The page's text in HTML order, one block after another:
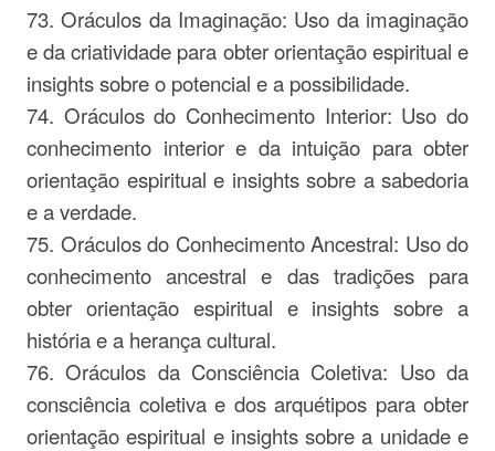
73. Oráculos da Imaginação: Uso da imaginação
e da criatividade para obter orientação espiritual e
insights sobre o potencial e a possibilidade.
74. Oráculos do Conhecimento Interior: Uso do
conhecimento interior e da intuição para obter
orientação espiritual e insights sobre a sabedoria
e a verdade.
75. Oráculos do Conhecimento Ancestral: Uso do
conhecimento ancestral e das tradições para
obter orientação espiritual e insights sobre a
história e a herança cultural.
76. Oráculos da Consciência Coletiva: Uso da
consciência coletiva e dos arquétipos para obter
orientação espiritual e insights sobre a unidade e